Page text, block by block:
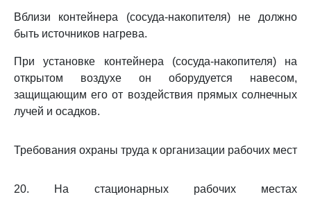
Вблизи контейнера (сосуда-накопителя) не должно
быть источников нагрева.
При установке контейнера (сосуда-накопителя) на
открытом воздухе он оборудуется навесом,
защищающим его от воздействия прямых солнечных
лучей и осадков.
Требования охраны труда к организации рабочих мест
20. На стационарных рабочих местах